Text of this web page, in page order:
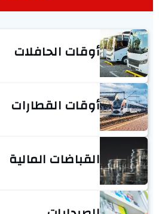
أوقات الحافلات
أوقات القطارات
القباضات المالية